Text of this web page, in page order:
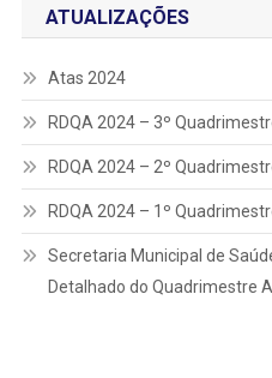
ATUALIZAÇÕES
Atas 2024
RDQA 2024 – 3º
RDQA 2024 – 2º
RDQA 2024 – 1º
Secretaria Municipal de
Detalhado do Quadrimestre